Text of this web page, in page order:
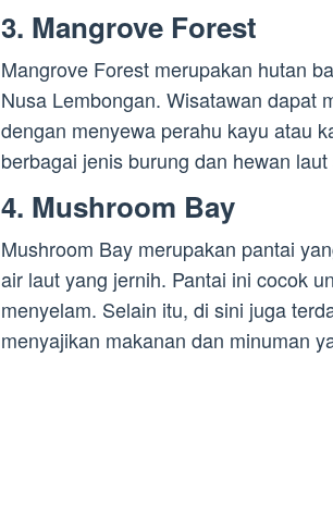
3. Mangrove Forest
Mangrove Forest merupakan hutan
Nusa Lembongan. Wisatawan dapat
dengan menyewa perahu kayu atau
berbagai jenis burung dan hewan
4. Mushroom Bay
Mushroom Bay merupakan pantai
air laut yang jernih. Pantai ini cocok
menyelam. Selain itu, di sini juga
menyajikan makanan dan minuman